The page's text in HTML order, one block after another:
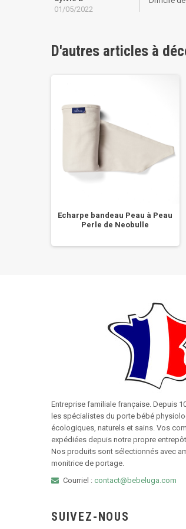
01/05/2022
D'autres articles à
Echarpe bandeau Peau à Peau
Perle de Neobulle
Entreprise familiale française. Depuis
les spécialistes du porte bébé
écologiques, naturels et sains. Vos
expédiées depuis notre propre entrepôt
Nos produits sont sélectionnés avec
monitrice de portage.
Courriel : contact@bebeluga.com
SUIVEZ-NOUS